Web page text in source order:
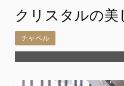
クリスタルの
チャペル